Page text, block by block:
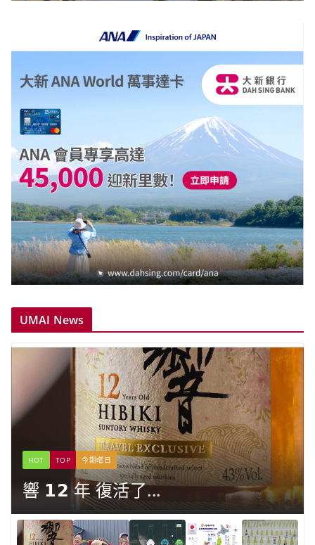
UMAI News
HOT TOP 今期嚐日
響 𝟭𝟮 年 復活了...